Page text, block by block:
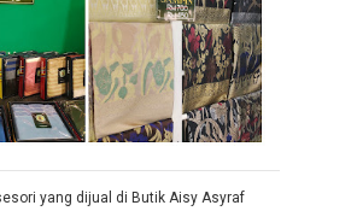
yang dijual di Butik Aisy Asyraf